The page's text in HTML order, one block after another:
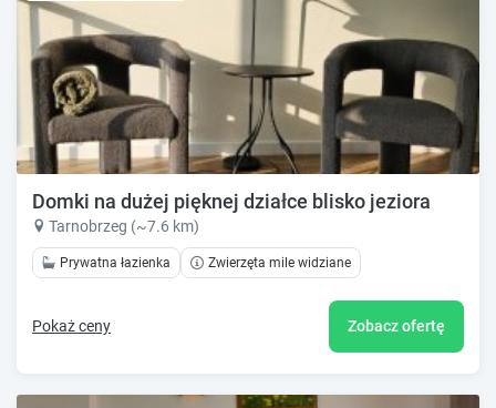
Domki na dużej pięknej działce blisko jeziora
Tarnobrzeg (~7.6 km)
Prywatna łazienka Zwierzęta mile widziane
Pokaż ceny Zobacz ofertę